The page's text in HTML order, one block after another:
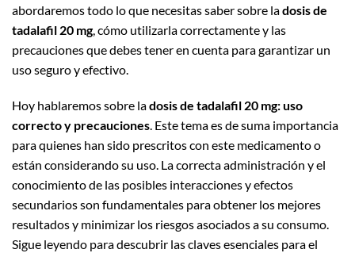
abordaremos todo lo que necesitas saber sobre ladosis de
tadalafil 20 mg, cómo utilizarla correctamente y las
precauciones que debes tener en cuenta para garantizar un
uso seguro y efectivo.
Hoy hablaremos sobre ladosis de tadalafil 20 mg: uso
correcto y precauciones. Este tema es de suma importancia
para quienes han sido prescritos con este medicamento o
están considerando su uso. La correcta administración y el
conocimiento de las posibles interacciones y efectos
secundarios son fundamentales para obtener los mejores
resultados y minimizar los riesgos asociados a su consumo.
Sigue leyendo para descubrir las claves esenciales para el